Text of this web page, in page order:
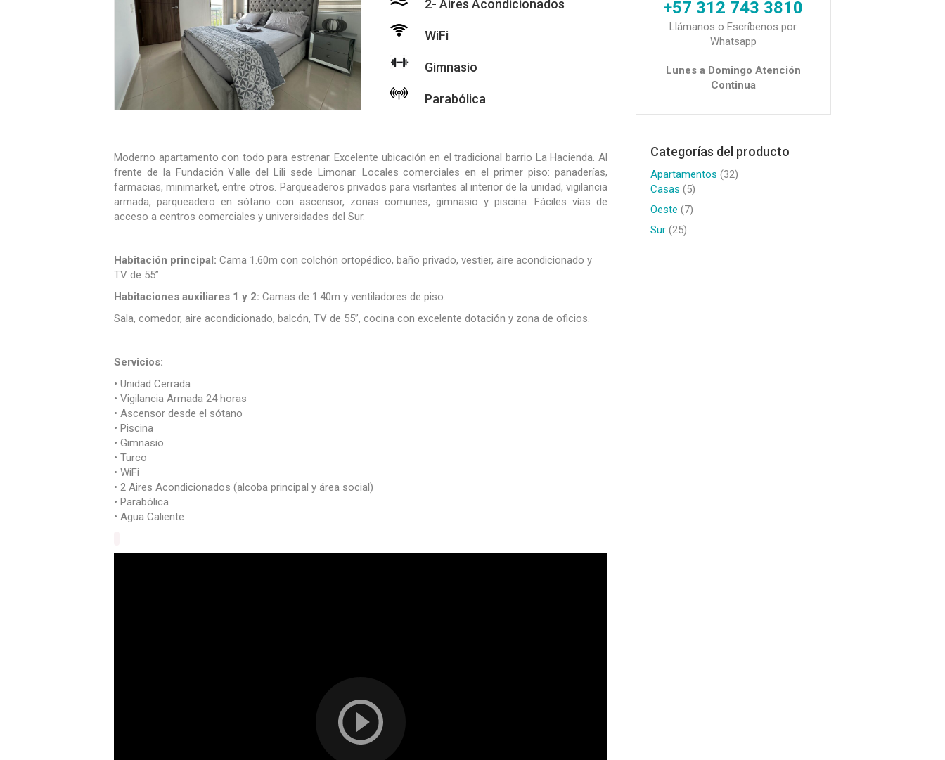
2- Aires Acondicionados
WiFi
Gimnasio
Parabólica
Moderno apartamento con todo para estrenar. Excelente ubicación en el tradicional barrio La Hacienda. Al
frente de la Fundación Valle del Lili sede Limonar. Locales comerciales en el primer piso: panaderías,
farmacias, minimarket, entre otros. Parqueaderos privados para visitantes al interior de la unidad, vigilancia
armada, parqueadero en sótano con ascensor, zonas comunes, gimnasio y piscina. Fáciles vías de
acceso a centros comerciales y universidades del Sur.
Habitación principal: Cama 1.60m con colchón ortopédico, baño privado, vestier, aire acondicionado y
TV de 55”.
Habitaciones auxiliares 1 y 2: Camas de 1.40m y ventiladores de piso.
Sala, comedor, aire acondicionado, balcón, TV de 55”, cocina con excelente dotación y zona de oficios.
Servicios:
• Unidad Cerrada
• Vigilancia Armada 24 horas
• Ascensor desde el sótano
• Piscina
• Gimnasio
• Turco
• WiFi
• 2 Aires Acondicionados (alcoba principal y área social)
• Parabólica
• Agua Caliente
+57 312 743 3810
Llámanos o Escríbenos por
Whatsapp
Lunes a Domingo Atención
Continua
Categorías del producto
Apartamentos (32)
Casas (5)
Oeste (7)
Sur (25)